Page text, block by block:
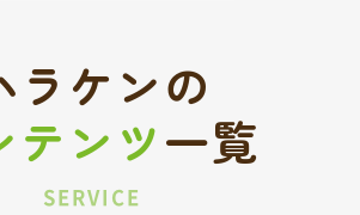
ラケンの
テンツ一覧
SERVICE